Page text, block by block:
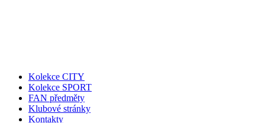
Kolekce CITY
Kolekce SPORT
FAN předměty
Klubové stránky
Kontakty